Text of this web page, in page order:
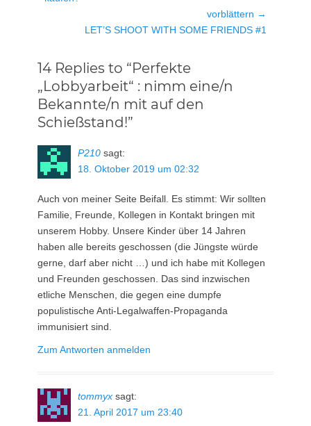
vorblättern →
LET’S SHOOT WITH SOME FRIENDS #1
14 Replies to “Perfekte
„Lobbyarbeit“ : nimm eine/n
Bekannte/n mit auf den
Schießstand!”
P210 sagt:
18. Oktober 2019 um 02:32
Auch von meiner Seite Beifall. Es stimmt: Wir sollten
Familie, Freunde, Kollegen in Kontakt bringen mit
unserem Hobby. Unsere Kinder über 14 Jahren
haben alle bereits geschossen (die Jüngste würde
gerne, darf aber nicht …) und ich habe mit Kollegen
und Freunden geschossen. Das sind inzwischen
etliche Menschen, die gegen eine dumpfe
populistische Anti-Legalwaffen-Propaganda
immunisiert sind.
Zum Antworten anmelden
tommyx sagt:
21. April 2017 um 23:40